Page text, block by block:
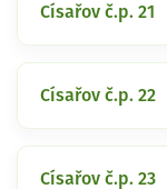
Císařov č.p. 21
Císařov č.p. 22
Císařov č.p. 23